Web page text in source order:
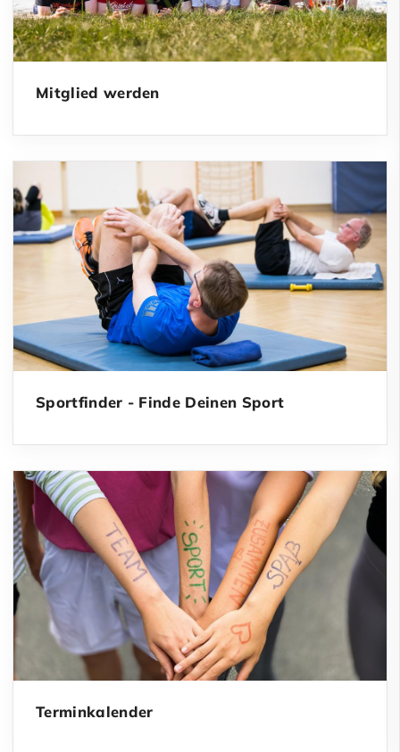
Mitglied werden
Sportfinder - Finde Deinen Sport
Terminkalender